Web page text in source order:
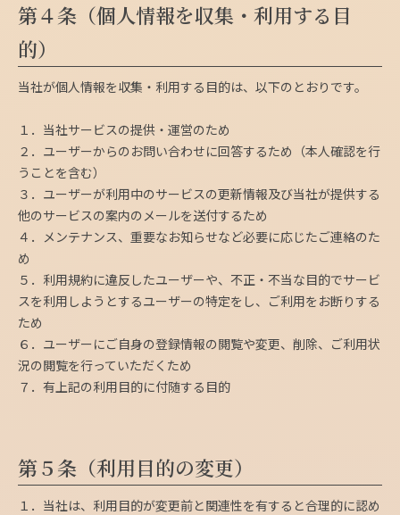
第４条（個人情報を収集・利用する目
的）
当社が個人情報を収集・利用する目的は、以下のとおりです。
１．当社サービスの提供・運営のため
２．ユーザーからのお問い合わせに回答するため（本人確認を行
うことを含む）
３．ユーザーが利用中のサービスの更新情報及び当社が提供する
他のサービスの案内のメールを送付するため
４．メンテナンス、重要なお知らせなど必要に応じたご連絡のた
め
５．利用規約に違反したユーザーや、不正・不当な目的でサービ
スを利用しようとするユーザーの特定をし、ご利用をお断りする
ため
６．ユーザーにご自身の登録情報の閲覧や変更、削除、ご利用状
況の閲覧を行っていただくため
７．有上記の利用目的に付随する目的
第５条（利用目的の変更）
１．当社は、利用目的が変更前と関連性を有すると合理的に認め